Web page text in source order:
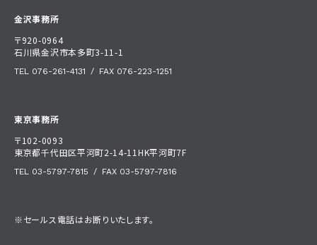
金沢事務所
〒920-0964
石川県金沢市本多町3-11-1
TEL 076-261-4131 / FAX 076-223-1251
東京事務所
〒102-0093
東京都千代田区平河町2-14-11HK平河町7F
TEL 03-5797-7815 / FAX 03-5797-7816
※セールス電話はお断りいたします。